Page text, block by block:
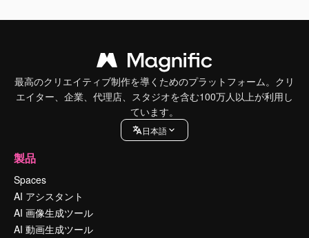
最高のクリエイティブ制作を導くためのプラットフォーム。クリ
エイター、企業、代理店、スタジオを含む100万人以上が利用し
ています。
日本語
製品
Spaces
AI アシスタント
AI 画像生成ツール
AI 動画生成ツール